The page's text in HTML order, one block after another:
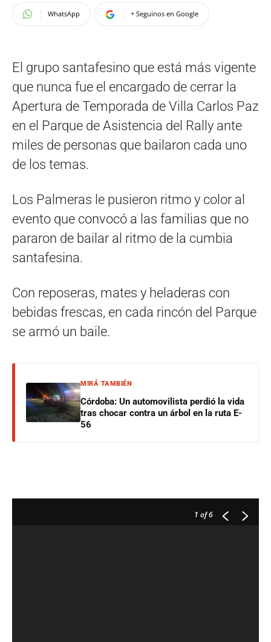
WhatsApp + Seguinos en Google
El grupo santafesino que está más vigente
que nunca fue el encargado de cerrar la
Apertura de Temporada de Villa Carlos Paz
en el Parque de Asistencia del Rally ante
miles de personas que bailaron cada uno
de los temas.
Los Palmeras le pusieron ritmo y color al
evento que convocó a las familias que no
pararon de bailar al ritmo de la cumbia
santafesina.
Con reposeras, mates y heladeras con
bebidas frescas, en cada rincón del Parque
se armó un baile.
MIRÁ TAMBIÉN
Córdoba: Un automovilista perdió la vida
tras chocar contra un árbol en la ruta E-
56
1 of 6